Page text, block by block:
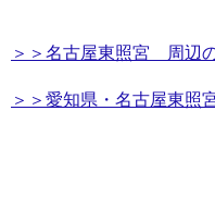
＞＞名古屋東照宮 周辺
＞＞愛知県・名古屋東